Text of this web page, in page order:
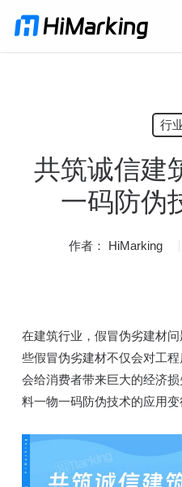
行
共筑诚信建
一码防伪
作者： HiMarking
在建筑行业，假冒伪劣建材
些假冒伪劣建材不仅会对工
会给消费者带来巨大的经济
料一物一码防伪技术的应用变